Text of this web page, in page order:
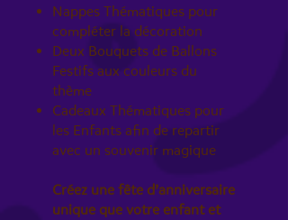
Nappes Thématiques pour
compléter la décoration
Deux Bouquets de Ballons
Festifs aux couleurs du
thème
Cadeaux Thématiques pour
les Enfants afin de repartir
avec un souvenir magique
Créez une fête d’anniversaire
unique que votre enfant et